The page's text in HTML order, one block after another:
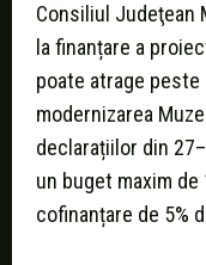
Consiliul Judeţean
la finanțare a
poate atrage
modernizarea
declarațiilor din
un buget maxim
cofinanțare de 5%